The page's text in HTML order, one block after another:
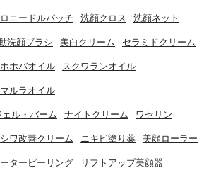
ニードルパッチ 洗顔クロス 洗顔ネット
洗顔ブラシ 美白クリーム セラミドクリーム
ホホバオイル スクワランオイル
マルラオイル
ル・バーム ナイトクリーム ワセリン
シワ改善クリーム ニキビ塗り薬 美顔ローラー
ターピーリング リフトアップ美顔器